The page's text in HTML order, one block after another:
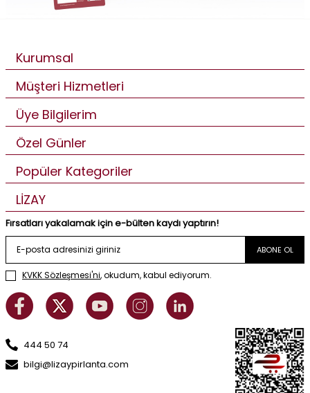
Kurumsal
Müşteri Hizmetleri
Üye Bilgilerim
Özel Günler
Popüler Kategoriler
LİZAY
Fırsatları yakalamak için e-bülten kaydı yaptırın!
ABONE OL
KVKK Sözleşmesi'ni, okudum, kabul ediyorum.
444 50 74
bilgi@lizaypirlanta.com